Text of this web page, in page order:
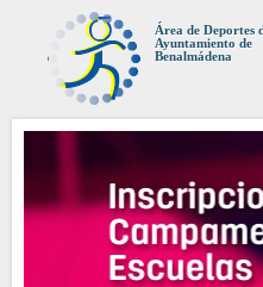
Área de Deportes
Ayuntamiento de
Benalmádena